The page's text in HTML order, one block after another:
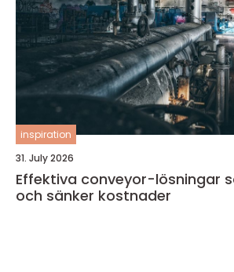
inspiration
31. July 2026
Effektiva conveyor-lösningar
och sänker kostnader